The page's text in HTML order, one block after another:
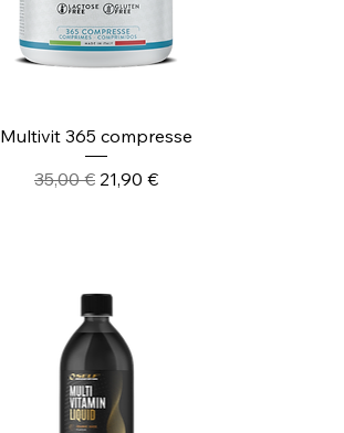
Multivit 365 compresse
Prezzo regolare
35,00 € Prezzo scontato
21,90 €